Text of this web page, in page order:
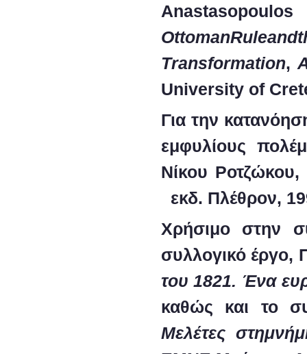
OttomanRuleand
Transformation,
University of
Για την
εμφυλίους
Νίκου Ροτζώκου,
εκδ. Πλέθρον,
Χρήσιμο στην
συλλογικό έργο,
του 1821. Ένα
καθώς και το
Μελέτες στη